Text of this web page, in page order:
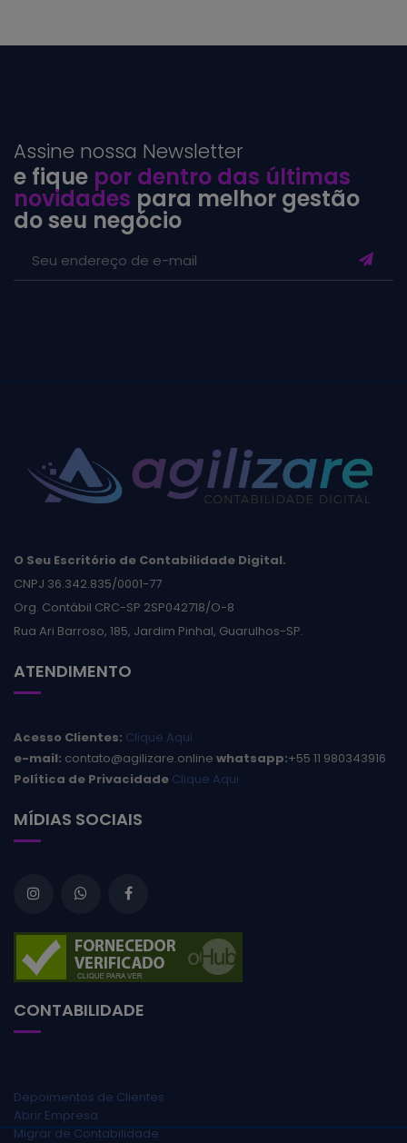
Assine nossa Newsletter
e fique por dentro das últimas
novidades para melhor gestão
do seu negócio
O Seu Escritório de Contabilidade Digital.
CNPJ 36.342.835/0001-77
Org. Contábil CRC-SP 2SP042718/O-8
Rua Ari Barroso, 185, Jardim Pinhal, Guarulhos-SP.
ATENDIMENTO
Acesso Clientes: Clique Aqui
e-mail: contato@agilizare.online whatsapp:+55 11 980343916
Política de Privacidade Clique Aqui
MÍDIAS SOCIAIS
CONTABILIDADE
Depoimentos de Clientes
Abrir Empresa
Migrar de Contabilidade